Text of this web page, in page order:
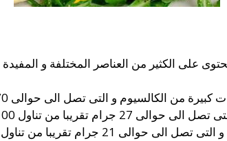
تحتوى على الكثير من العناصر المختلفة و
و التى تصل الى حوالى 70% من الذى يحتاجه الجسم.
من تناول 100 جرام منه.
تقريبا من تناول 100 جرام منه.